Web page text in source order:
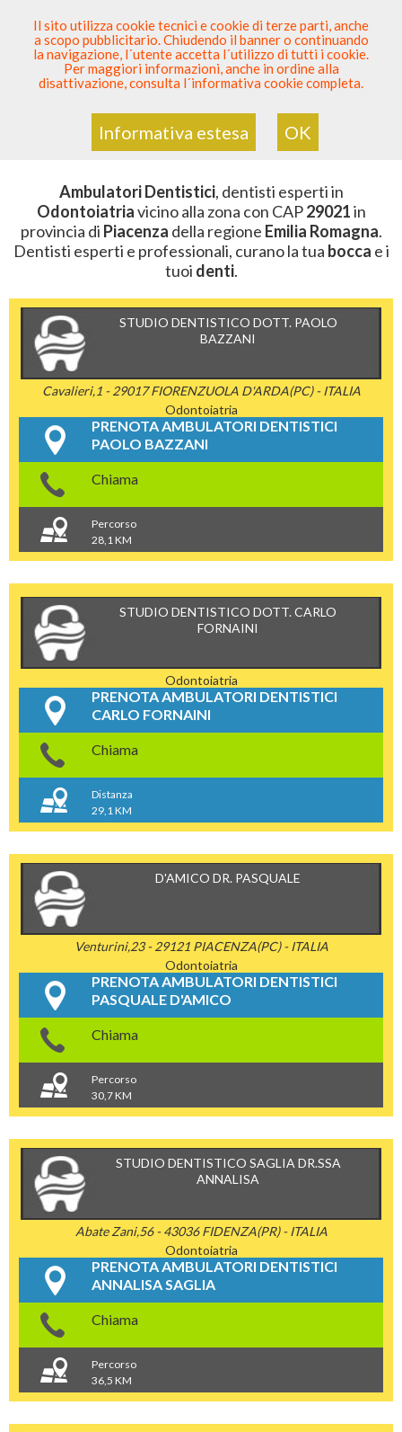
SEI DENTISTA? PARTECIPA
Sei QuiElenco Dentista Sicuro > Odontoiatria>
Ambulatori Dentistici>Emilia Romagna>Piacenza
CAP 29021
ZONA CON CAP 29021
Ambulatori Dentistici, dentisti esperti in
Odontoiatriavicino alla zona con CAP29021in
provincia di Piacenza della regione Emilia Romagna.
Dentisti esperti e professionali, curano la tua bocca e i
tuoi denti.
STUDIO DENTISTICO DOTT. PAOLO
BAZZANI
Cavalieri,1 - 29017 FIORENZUOLA D'ARDA(PC) - ITALIA
Odontoiatria
PRENOTA AMBULATORI DENTISTICI
PAOLO BAZZANI
Chiama
Percorso
28,1 KM
STUDIO DENTISTICO DOTT. CARLO
FORNAINI
Odontoiatria
PRENOTA AMBULATORI DENTISTICI
CARLO FORNAINI
Chiama
Distanza
29,1 KM
D'AMICO DR. PASQUALE
Venturini,23 - 29121 PIACENZA(PC) - ITALIA
Odontoiatria
PRENOTA AMBULATORI DENTISTICI
PASQUALE D'AMICO
Chiama
Percorso
30,7 KM
STUDIO DENTISTICO SAGLIA DR.SSA
ANNALISA
Abate Zani,56 - 43036 FIDENZA(PR) - ITALIA
Odontoiatria
PRENOTA AMBULATORI DENTISTICI
ANNALISA SAGLIA
Chiama
Percorso
36,5 KM
Il sito utilizza cookie tecnici e cookie di terze parti, anche
a scopo pubblicitario. Chiudendo il banner o continuando
la navigazione, l´utente accetta l´utilizzo di tutti i cookie.
Per maggiori informazioni, anche in ordine alla
disattivazione, consulta l´informativa cookie completa.
Informativa estesa OK